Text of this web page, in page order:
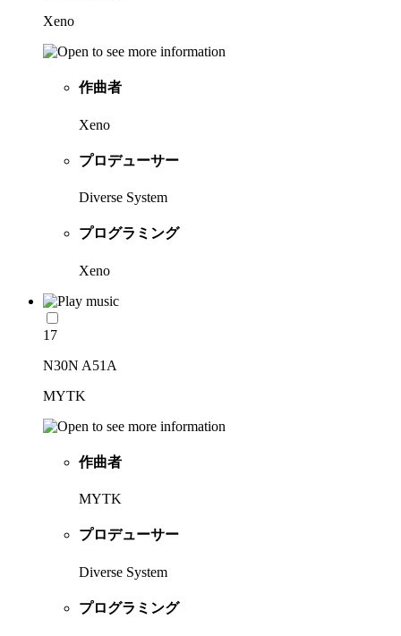
Xeno
作曲者
Xeno
プロデューサー
Diverse System
プログラミング
Xeno
17
N30N A51A
MYTK
作曲者
MYTK
プロデューサー
Diverse System
プログラミング